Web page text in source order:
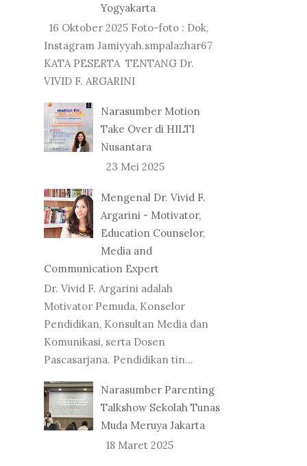
Yogyakarta
16 Oktober 2025 Foto-foto : Dok,
Instagram Jamiyyah.smpalazhar67
KATA PESERTA TENTANG Dr.
VIVID F. ARGARINI
Narasumber Motion
Take Over di HILTI
Nusantara
23 Mei 2025
Mengenal Dr. Vivid F.
Argarini - Motivator,
Education Counselor,
Media and
Communication Expert
Dr. Vivid F. Argarini adalah
Motivator Pemuda, Konselor
Pendidikan, Konsultan Media dan
Komunikasi, serta Dosen
Pascasarjana. Pendidikan tin...
Narasumber Parenting
Talkshow Sekolah Tunas
Muda Meruya Jakarta
18 Maret 2025